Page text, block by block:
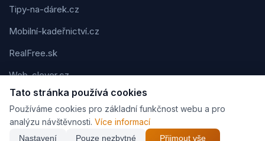
Tipy-na-dárek.cz
Mobilní-kadeřnictví.cz
RealFree.sk
Web-clever.cz
Kvízov.cz
Karavaning.net
Tato stránka používá cookies
Používáme cookies pro základní funkčnost webu a pro
analýzu návštěvnosti. Více informací
Nastavení Pouze nezbytné Přijmout vše